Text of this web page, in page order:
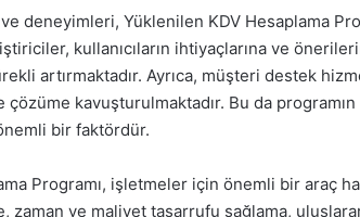
deneyimleri, Yüklenilen KDV Hesaplama
kullanıcıların ihtiyaçlarına ve
artırmaktadır. Ayrıca, müşteri destek
çözüme kavuşturulmaktadır. Bu da
bir faktördür.
Programı, işletmeler için önemli bir araç
zaman ve maliyet tasarrufu sağlama,